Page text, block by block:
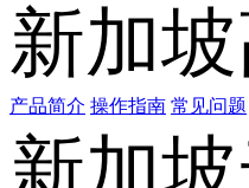
新加
产品简介 操作指南 常见问题
新加